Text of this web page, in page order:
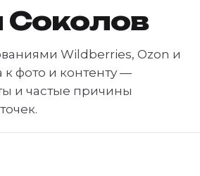
Соколов
Wildberries, Ozon и
фото и контенту —
и частые причины